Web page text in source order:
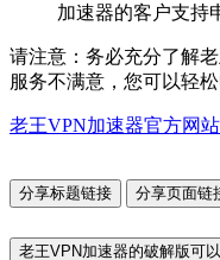
加速器的客户支持
请注意：务必充分了解
服务不满意，您可以轻松
老王VPN加速器官方网
分享标题链接 分享页面链
老王VPN加速器的破解版可